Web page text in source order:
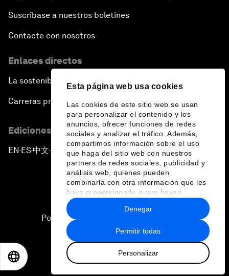
Esta página web usa cookies
Las cookies de este sitio web se usan
para personalizar el contenido y los
anuncios, ofrecer funciones de redes
sociales y analizar el tráfico. Además,
compartimos información sobre el uso
que haga del sitio web con nuestros
partners de redes sociales, publicidad y
análisis web, quienes pueden
combinarla con otra información que les
haya proporcionado o que hayan
recopilado a partir del uso que haya
hecho de sus servicios.
Permitir todas
Personalizar
Denegar
Suscríbase a nuestros boletines
Contacte con nosotros
Enlaces directos
La sostenibilidad en el Foro
Carreras profesionales
Ediciones en otros idiomas
EN ▪ES▪中文▪ 日本語
Política de privacidad y normas de uso
Sitemap
2026 Foro Económico Mundial